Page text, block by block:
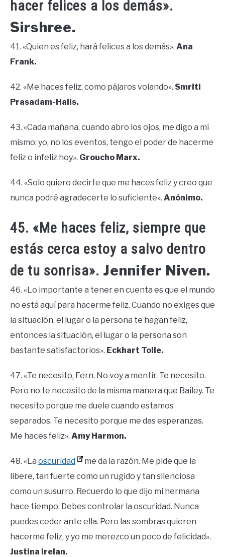
hacer felices a los demás».
Sirshree.
41. «Quien es feliz, hará felices a los demás». Ana
Frank.
42. «Me haces feliz, como pájaros volando». Smriti
Prasadam-Halls.
43. «Cada mañana, cuando abro los ojos, me digo a mí
mismo: yo, no los eventos, tengo el poder de hacerme
feliz o infeliz hoy». Groucho Marx.
44. «Solo quiero decirte que me haces feliz y creo que
nunca podré agradecerte lo suficiente». Anónimo.
45. «Me haces feliz, siempre que
estás cerca estoy a salvo dentro
de tu sonrisa». Jennifer Niven.
46. «Lo importante a tener en cuenta es que el mundo
no está aquí para hacerme feliz. Cuando no exiges que
la situación, el lugar o la persona te hagan feliz,
entonces la situación, el lugar o la persona son
bastante satisfactorios». Eckhart Tolle.
47. «Te necesito, Fern. No voy a mentir. Te necesito.
Pero no te necesito de la misma manera que Bailey. Te
necesito porque me duele cuando estamos
separados. Te necesito porque me das esperanzas.
Me haces feliz». Amy Harmon.
48. «La oscuridad
me da la razón. Me pide que la
libere, tan fuerte como un rugido y tan silenciosa
como un susurro. Recuerdo lo que dijo mi hermana
hace tiempo: Debes controlar la oscuridad. Nunca
puedes ceder ante ella. Pero las sombras quieren
hacerme feliz, y yo me merezco un poco de felicidad».
Justina Irelan.